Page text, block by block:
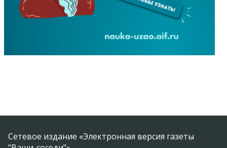
Сетевое издание «Электронная версия газеты